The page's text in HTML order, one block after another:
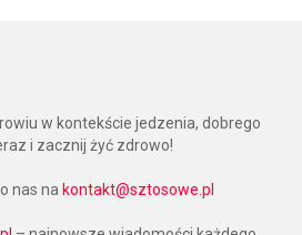
w kontekście jedzenia, dobrego
i zacznij żyć zdrowo!
nas na kontakt@sztosowe.pl